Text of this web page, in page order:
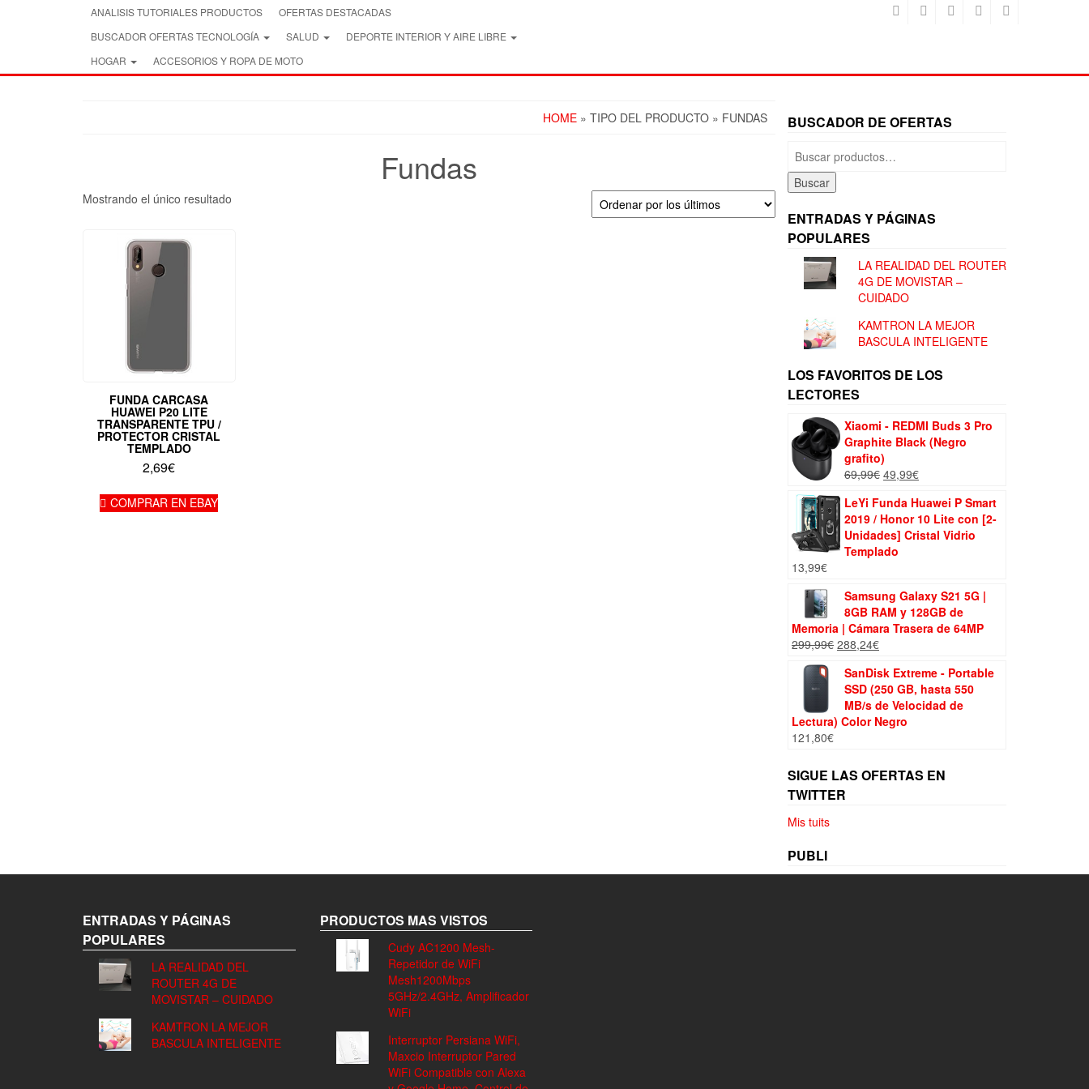
ANALISIS TUTORIALES PRODUCTOS
OFERTAS DESTACADAS
BUSCADOR OFERTAS TECNOLOGÍA
SALUD
DEPORTE INTERIOR Y AIRE LIBRE
HOGAR
ACCESORIOS Y ROPA DE MOTO
HOME » TIPO DEL PRODUCTO » FUNDAS
Fundas
Mostrando el único resultado
FUNDA CARCASA
HUAWEI P20 LITE
TRANSPARENTE TPU /
PROTECTOR CRISTAL
TEMPLADO
2,69€
COMPRAR EN EBAY
BUSCADOR DE OFERTAS
Buscar
por:
Buscar
ENTRADAS Y PÁGINAS
POPULARES
LA REALIDAD DEL ROUTER
4G DE MOVISTAR –
CUIDADO
KAMTRON LA MEJOR
BASCULA INTELIGENTE
LOS FAVORITOS DE LOS
LECTORES
Xiaomi - REDMI Buds 3 Pro
Graphite Black (Negro
grafito)
69,99€ El
original
era:
69,99€.
49,99€El
actual
es:
49,99€.
LeYi Funda Huawei P Smart
2019 / Honor 10 Lite con [2-
Unidades] Cristal Vidrio
Templado
13,99€
Samsung Galaxy S21 5G |
8GB RAM y 128GB de
Memoria | Cámara Trasera de 64MP
299,99€ El
original
era:
299,99€.
288,24€El
actual
es:
288,24€.
SanDisk Extreme - Portable
SSD (250 GB, hasta 550
MB/s de Velocidad de
Lectura) Color Negro
121,80€
SIGUE LAS OFERTAS EN
TWITTER
Mis tuits
PUBLI
ENTRADAS Y PÁGINAS
POPULARES
LA REALIDAD DEL
ROUTER 4G DE
MOVISTAR – CUIDADO
KAMTRON LA MEJOR
BASCULA INTELIGENTE
PRODUCTOS MAS VISTOS
Cudy AC1200 Mesh-
Repetidor de WiFi
Mesh1200Mbps
5GHz/2.4GHz, Amplificador
WiFi
Interruptor Persiana WiFi,
Maxcio Interruptor Pared
WiFi Compatible con Alexa